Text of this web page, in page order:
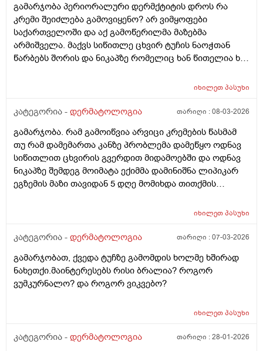
გამარჯობა პერიორალური დერმქტიტის დროს რა
კრემი შეიძლება გამოვიყენო? არ ვიმყოფები
საქართველოში და აქ გამოწერილმა მაზებმა
არმიშველა. მაქვს სიწითლე ცხვირ ტუჩის ნაოჭთან
წარბებს შორის და ნიკაპზე რომელიც ხან წითელია ხან
მირჩიეთ რა მაზი შემიძლია გამოვიყენო. მადლობა
იხილეთპასუხი
კატეგორია - დერმატოლოგია თარიღი :08-03-2026
გამარჯობა. რამ გამოიწვია არვიცი კრემების წასმამ
თუ რამ დამემართა კანზე პრობლემა დამეწყო ოდნავ
სიწითლით ცხვირის გვერდით მიდამოებში და ოდნავ
ნიკაპზე შემდეგ მოიმატა ექიმმა დამინიშნა ლიპიკარ
ეგზემის მაზი თავიდან 5 დღე მომიხდა თითქმის
და დაემატა წარბებს შორის . გავაგრძელე ეს ეგზემია
არ ვისმევ მაგრამ კანი მაქვს საშინლად გამომშრალი
ზუსტად რა მჭირს მეშინია რაიმე კრემია წასმა რომ
უარესი არ დამემართოს რა შეიძლება გავაკეთო ?
იხილეთპასუხი
კატეგორია - დერმატოლოგია თარიღი :07-03-2026
გამარჯობათ, ქვედა ტუჩზე გამომდის ხოლმე ხშირად
ნახეთქი.მაინტერესებს რისი ბრალია? როგორ
ვუმკურნალო? და როგორ ვიკვებო?
იხილეთპასუხი
კატეგორია - დერმატოლოგია თარიღი :28-01-2026